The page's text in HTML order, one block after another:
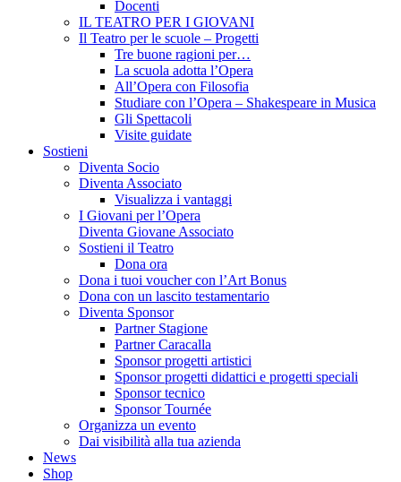
Docenti
IL TEATRO PER I GIOVANI
Il Teatro per le scuole – Progetti
Tre buone ragioni per…
La scuola adotta l’Opera
All’Opera con Filosofia
Studiare con l’Opera – Shakespeare in Musica
Gli Spettacoli
Visite guidate
Sostieni
Diventa Socio
Diventa Associato
Visualizza i vantaggi
I Giovani per l’Opera
Diventa Giovane Associato
Sostieni il Teatro
Dona ora
Dona i tuoi voucher con l’Art Bonus
Dona con un lascito testamentario
Diventa Sponsor
Partner Stagione
Partner Caracalla
Sponsor progetti artistici
Sponsor progetti didattici e progetti speciali
Sponsor tecnico
Sponsor Tournée
Organizza un evento
Dai visibilità alla tua azienda
News
Shop